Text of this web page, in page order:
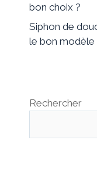
bon choix ?
Siphon de
le bon modèle
Rechercher